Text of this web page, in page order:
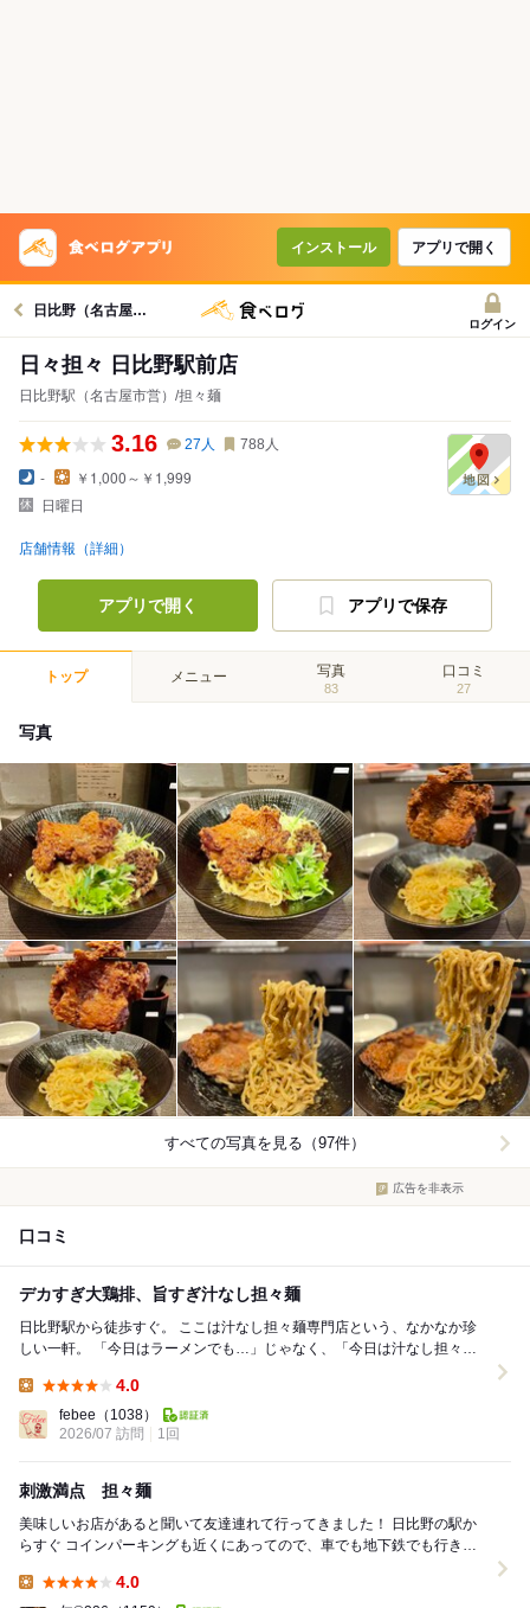
インストール アプリで開く
日比野（名古屋市営）駅グルメへ
ログイン
日々担々 日比野駅前店
日比野駅（名古屋市営）/担々麺
3.16 27 人 788 人
-
￥1,000～￥1,999
日曜日
店舗情報（詳細）
アプリで開く アプリで保存
トップ メニュー 写真
83
口コミ
27
写真
すべての写真を見る（97件）
広告を非表示
口コミ
デカすぎ大鶏排、旨すぎ汁なし担々麺
日比野駅から徒歩すぐ。 ここは汁なし担々麺専門店という、なかなか珍
しい一軒。 「今日はラーメンでも…」じゃなく、「今日は汁なし担々麺
4.0
febee （1038）
2026/07 訪問
1回
刺激満点 担々麺
美味しいお店があると聞いて友達連れて行ってきました！ 日比野の駅か
らすぐ コインパーキングも近くにあってので、車でも地下鉄でも行きや
4.0